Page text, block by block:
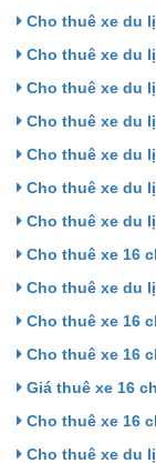
Cho thuê xe du
Cho thuê xe du
Cho thuê xe du
Cho thuê xe du
Cho thuê xe du
Cho thuê xe du
Cho thuê xe du
Cho thuê xe 16
Cho thuê xe du
Cho thuê xe 16
Cho thuê xe 16
Giá thuê xe 16
Cho thuê xe 16
Cho thuê xe du